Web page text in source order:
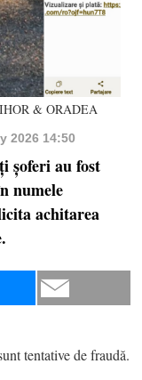
& ORADEA
2026 14:50
șoferi au fost
numele
achitarea
tentative de fraudă.